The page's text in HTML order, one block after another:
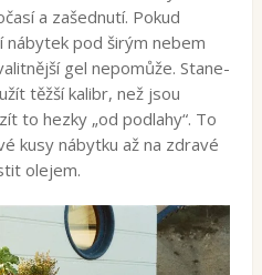
a zašednutí. Pokud
nábytek pod širým nebem
gel nepomůže. Stane-
těžší kalibr, než jsou
to hezky „od podlahy“. To
kusy nábytku až na zdravé
olejem.